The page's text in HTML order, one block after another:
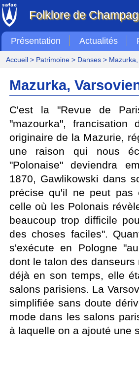
Folklore de
Présentation Actualités
Accueil> Patrimoine> Danses> Mazurka,
Mazurka,
C'est la "Revue de
"mazourka", francisation
originaire de la Mazurie,
une raison qui nous
"Polonaise" deviendra
1870, Gawlikowski dans
précise qu'il ne peut pas
celle où les Polonais
beaucoup trop difficile
des choses faciles".
s'exécute en Pologne
dont le talon des
déjà en son temps, elle
salons parisiens. La
simplifiée sans doute
mode dans les salons
à laquelle on a ajouté une